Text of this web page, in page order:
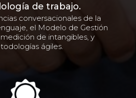
de trabajo.
conversacionales de la
el Modelo de Gestión
de intangibles, y
ágiles.